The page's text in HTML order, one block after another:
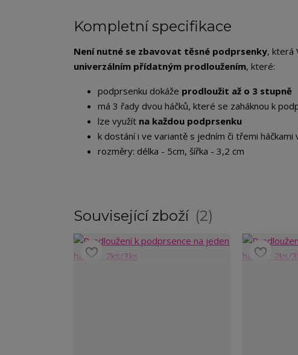
Kompletní specifikace
Není nutné se zbavovat těsné podprsenky, která
univerzálním přídatným prodloužením, které:
podprsenku dokáže prodloužit až o 3 stupně
má 3 řady dvou háčků, které se zaháknou k
lze využít na každou podprsenku
k dostání i ve variantě s jedním či třemi háčkami
rozměry: délka - 5cm, šířka - 3,2 cm
Související zboží 2